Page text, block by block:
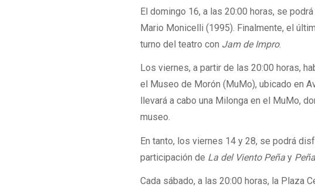
El domingo 16, a las 20:00 horas, se
Mario Monicelli (1995). Finalmente, el
turno del teatro con Jam de Impro.
Los viernes, a partir de las 20:00 horas,
el Museo de Morón (MuMo), ubicado en
llevará a cabo una Milonga en el MuMo,
museo.
En tanto, los viernes 14 y 28, se podrá
participación de La del Viento Peña y
Cada sábado, a las 20:00 horas, la Plaza